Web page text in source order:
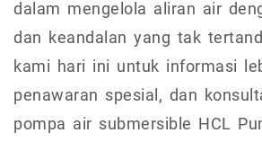
dalam mengelola aliran air
dan keandalan yang tak
kami hari ini untuk informasi
penawaran spesial, dan
pompa air submersible HCL